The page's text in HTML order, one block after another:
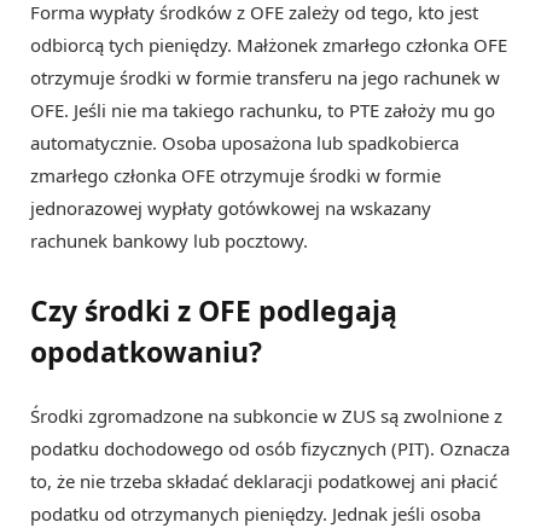
Forma wypłaty środków z OFE zależy od tego, kto jest
odbiorcą tych pieniędzy. Małżonek zmarłego członka OFE
otrzymuje środki w formie transferu na jego rachunek w
OFE. Jeśli nie ma takiego rachunku, to PTE założy mu go
automatycznie. Osoba uposażona lub spadkobierca
zmarłego członka OFE otrzymuje środki w formie
jednorazowej wypłaty gotówkowej na wskazany
rachunek bankowy lub pocztowy.
Czy środki z OFE podlegają
opodatkowaniu?
Środki zgromadzone na subkoncie w ZUS są zwolnione z
podatku dochodowego od osób fizycznych (PIT). Oznacza
to, że nie trzeba składać deklaracji podatkowej ani płacić
podatku od otrzymanych pieniędzy. Jednak jeśli osoba